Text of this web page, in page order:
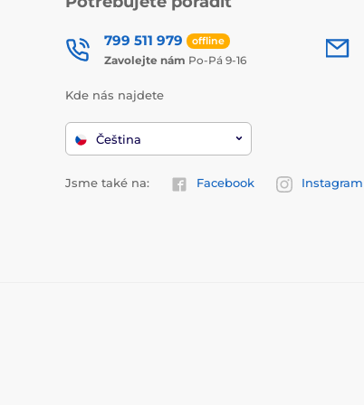
799 511 979 offline
Zavolejte nám Po-Pá 9-16
Kde nás najdete
Čeština
Jsme také na: Facebook Instagram